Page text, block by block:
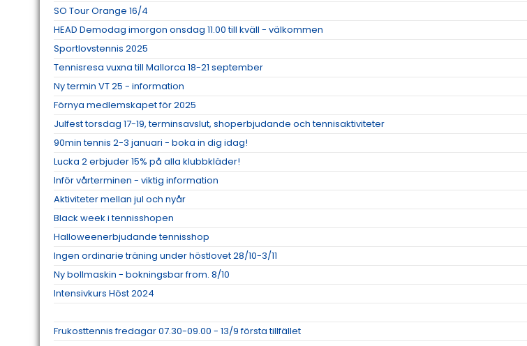
SO Tour Orange 16/4
HEAD Demodag imorgon onsdag 11.00 till kväll - välkommen
Sportlovstennis 2025
Tennisresa vuxna till Mallorca 18-21 september
Ny termin VT 25 - information
Förnya medlemskapet för 2025
Julfest torsdag 17-19, terminsavslut, shoperbjudande och tennisaktiviteter
90min tennis 2-3 januari - boka in dig idag!
Lucka 2 erbjuder 15% på alla klubbkläder!
Inför vårterminen - viktig information
Aktiviteter mellan jul och nyår
Black week i tennisshopen
Halloweenerbjudande tennisshop
Ingen ordinarie träning under höstlovet 28/10-3/11
Ny bollmaskin - bokningsbar from. 8/10
Intensivkurs Höst 2024
Frukosttennis fredagar 07.30-09.00 - 13/9 första tillfället